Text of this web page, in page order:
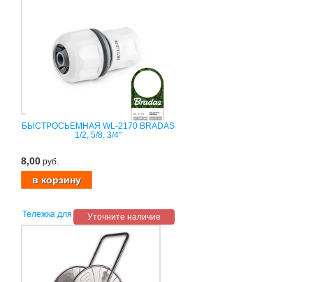
БЫСТРОСЬЕМНАЯ WL-2170 BRADAS
1/2, 5/8, 3/4"
8,00 руб.
Уточните наличие
Тележка для